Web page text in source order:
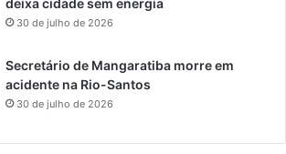
deixa cidade sem energia
30 de julho de 2026
Secretário de Mangaratiba morre em
acidente na Rio-Santos
30 de julho de 2026